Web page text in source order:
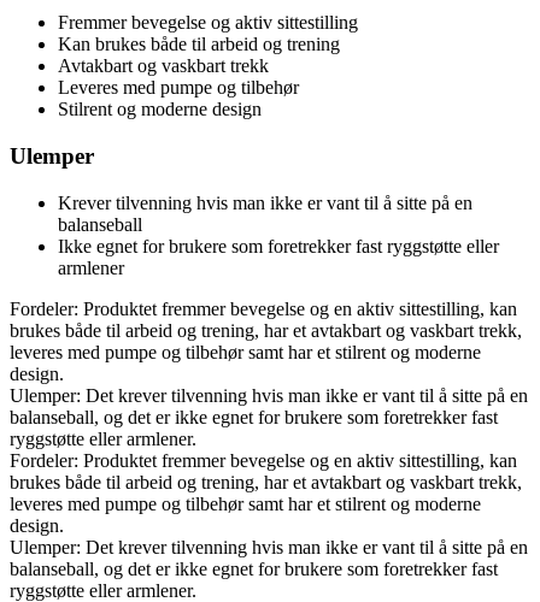
Fremmer bevegelse og aktiv sittestilling
Kan brukes både til arbeid og trening
Avtakbart og vaskbart trekk
Leveres med pumpe og tilbehør
Stilrent og moderne design
Ulemper
Krever tilvenning hvis man ikke er vant til å sitte på en
balanseball
Ikke egnet for brukere som foretrekker fast ryggstøtte eller
armlener
Fordeler: Produktet fremmer bevegelse og en aktiv sittestilling, kan
brukes både til arbeid og trening, har et avtakbart og vaskbart trekk,
leveres med pumpe og tilbehør samt har et stilrent og moderne
design.
Ulemper: Det krever tilvenning hvis man ikke er vant til å sitte på en
balanseball, og det er ikke egnet for brukere som foretrekker fast
ryggstøtte eller armlener.
Fordeler: Produktet fremmer bevegelse og en aktiv sittestilling, kan
brukes både til arbeid og trening, har et avtakbart og vaskbart trekk,
leveres med pumpe og tilbehør samt har et stilrent og moderne
design.
Ulemper: Det krever tilvenning hvis man ikke er vant til å sitte på en
balanseball, og det er ikke egnet for brukere som foretrekker fast
ryggstøtte eller armlener.